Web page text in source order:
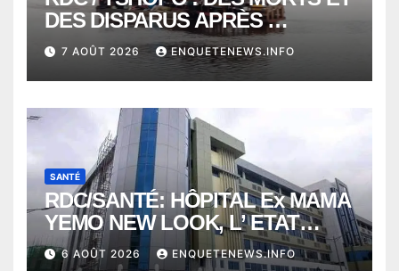
DES DISPARUS APRÈS
NAUFRAGE D’UNE BALEINIERE
À QUELQUES KILOMÈTRES DE
KISANGANI
7 AOÛT 2026 ENQUETENEWS.INFO
SANTÉ
RDC/SANTÉ: HÔPITAL Ex MAMA
YEMO NEW LOOK, L’ ETAT
PERD LE CONTROLE
6 AOÛT 2026 ENQUETENEWS.INFO